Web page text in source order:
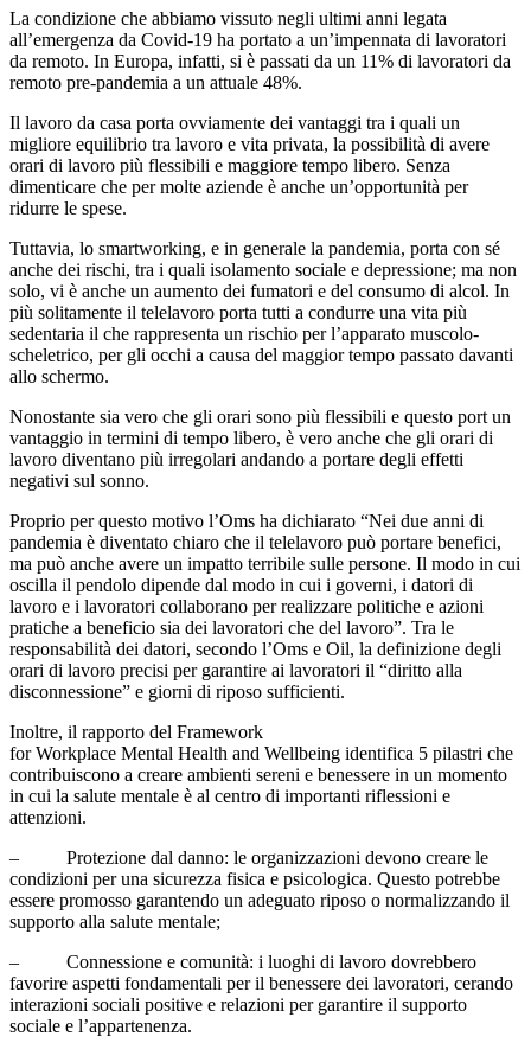
La condizione che abbiamo vissuto negli ultimi anni legata
all’emergenza da Covid-19 ha portato a un’impennata di lavoratori
da remoto. In Europa, infatti, si è passati da un 11% di lavoratori da
remoto pre-pandemia a un attuale 48%.
Il lavoro da casa porta ovviamente dei vantaggi tra i quali un
migliore equilibrio tra lavoro e vita privata, la possibilità di avere
orari di lavoro più flessibili e maggiore tempo libero. Senza
dimenticare che per molte aziende è anche un’opportunità per
ridurre le spese.
Tuttavia, lo smartworking, e in generale la pandemia, porta con sé
anche dei rischi, tra i quali isolamento sociale e depressione; ma non
solo, vi è anche un aumento dei fumatori e del consumo di alcol. In
più solitamente il telelavoro porta tutti a condurre una vita più
sedentaria il che rappresenta un rischio per l’apparato muscolo-
scheletrico, per gli occhi a causa del maggior tempo passato davanti
allo schermo.
Nonostante sia vero che gli orari sono più flessibili e questo port un
vantaggio in termini di tempo libero, è vero anche che gli orari di
lavoro diventano più irregolari andando a portare degli effetti
negativi sul sonno.
Proprio per questo motivo l’Oms ha dichiarato “Nei due anni di
pandemia è diventato chiaro che il telelavoro può portare benefici,
ma può anche avere un impatto terribile sulle persone. Il modo in cui
oscilla il pendolo dipende dal modo in cui i governi, i datori di
lavoro e i lavoratori collaborano per realizzare politiche e azioni
pratiche a beneficio sia dei lavoratori che del lavoro”. Tra le
responsabilità dei datori, secondo l’Oms e Oil, la definizione degli
orari di lavoro precisi per garantire ai lavoratori il “diritto alla
disconnessione” e giorni di riposo sufficienti.
Inoltre, il rapporto del Framework
for Workplace Mental Health and Wellbeing identifica 5 pilastri che
contribuiscono a creare ambienti sereni e benessere in un momento
in cui la salute mentale è al centro di importanti riflessioni e
attenzioni.
– Protezione dal danno: le organizzazioni devono creare le
condizioni per una sicurezza fisica e psicologica. Questo potrebbe
essere promosso garantendo un adeguato riposo o normalizzando il
supporto alla salute mentale;
– Connessione e comunità: i luoghi di lavoro dovrebbero
favorire aspetti fondamentali per il benessere dei lavoratori, cerando
interazioni sociali positive e relazioni per garantire il supporto
sociale e l’appartenenza.